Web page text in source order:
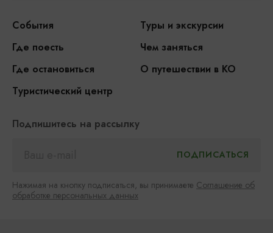
События
Туры и экскурсии
Где поесть
Чем заняться
Где остановиться
О путешествии в КО
Туристический центр
Подпишитесь на рассылку
Нажимая на кнопку подписаться, вы принимаете Соглашение об
обработке персональных данных